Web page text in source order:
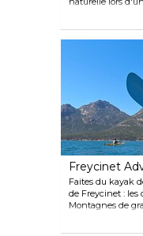
nuit. Organisée
population de
vous rapprocher
d'arrivée varient
de vie et des
plus grand
septembre et
vous rapprocher
cette visite.
Freycinet
Faites du kayak
de Freycinet : les
Montagnes de